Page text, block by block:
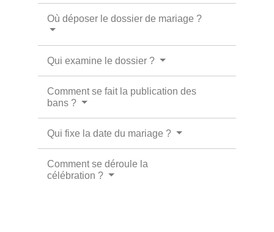
Où déposer le dossier de mariage ?
Qui examine le dossier ?
Comment se fait la publication des
bans ?
Qui fixe la date du mariage ?
Comment se déroule la
célébration ?